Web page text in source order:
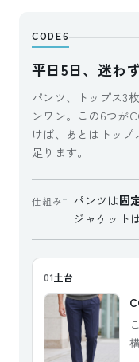
CODE6
平日5日、迷わ
パンツ、トップス3
ンワン。この6つが
けば、あとはトッ
足ります。
仕組み パンツは固
ジャケット
01土台